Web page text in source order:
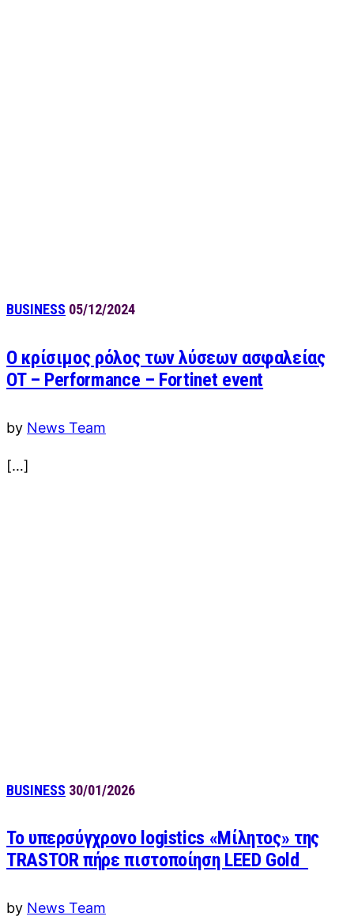
BUSINESS 05/12/2024
Ο κρίσιμος ρόλος των λύσεων ασφαλείας
OT – Performance – Fortinet event
by News Team
[…]
BUSINESS 30/01/2026
Το υπερσύγχρονο logistics «Μίλητος» της
TRASTOR πήρε πιστοποίηση LEED Gold
by News Team